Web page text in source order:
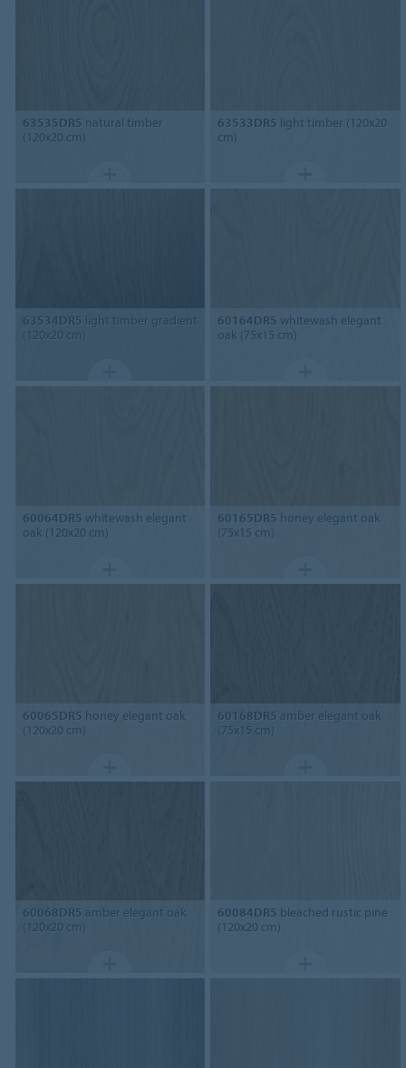
63535DR5 natural timber
(120x20 cm)
63533DR5 light timber (120x20
cm)
63534DR5 light timber gradient
(120x20 cm)
60164DR5 whitewash elegant
oak (75x15 cm)
60064DR5 whitewash elegant
oak (120x20 cm)
60165DR5 honey elegant oak
(75x15 cm)
60065DR5 honey elegant oak
(120x20 cm)
60168DR5 amber elegant oak
(75x15 cm)
60068DR5 amber elegant oak
(120x20 cm)
60084DR5 bleached rustic pine
(120x20 cm)